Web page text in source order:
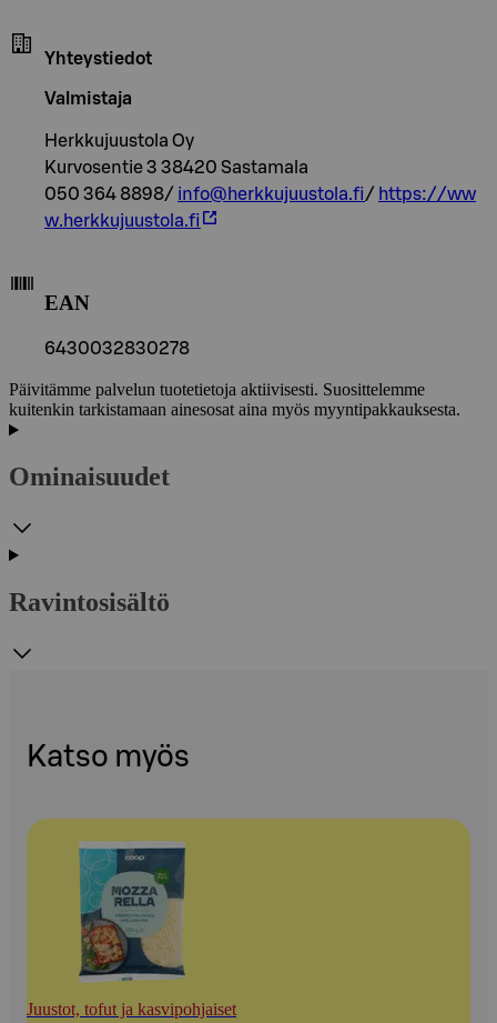
Yhteystiedot
Valmistaja
Herkkujuustola Oy
Kurvosentie 3 38420 Sastamala
050 364 8898/ info@herkkujuustola.fi/ https://ww
w.herkkujuustola.fi
EAN
6430032830278
Päivitämme palvelun tuotetietoja aktiivisesti. Suosittelemme
kuitenkin tarkistamaan ainesosat aina myös myyntipakkauksesta.
Ominaisuudet
Ravintosisältö
Katso myös
Juustot, tofut ja kasvipohjaiset